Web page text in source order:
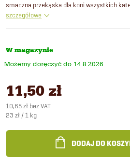
smaczna przekąska dla koni wszystkich
szczegółowe
W magazynie
14.8.2026
11,50 zł
10,65 zł bez VAT
Cena
23 zł / 1 kg
DODAJ DO